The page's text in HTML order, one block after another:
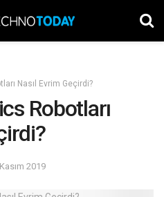
Nasıl Evrim Geçirdi?
Robotları
2019